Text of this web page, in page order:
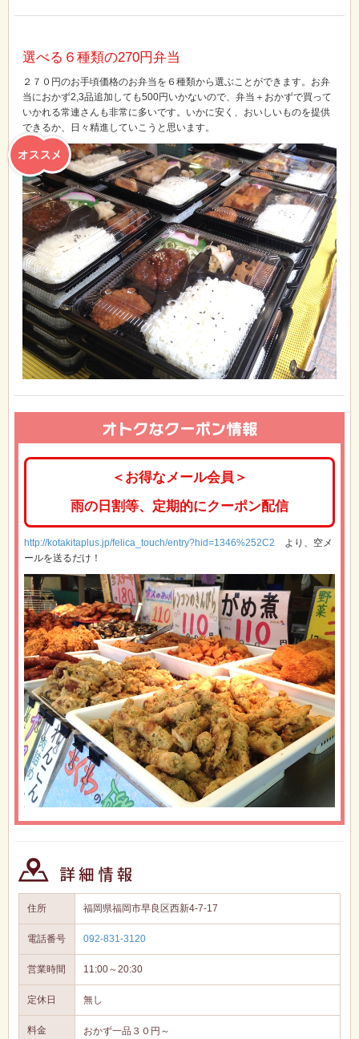
選べる６種類の270円弁当
２７０円のお手頃価格のお弁当を６種類から選ぶことができます。お弁
当におかず2,3品追加しても500円いかないので、弁当＋おかずで買って
いかれる常連さんも非常に多いです。いかに安く、おいしいものを提供
できるか、日々精進していこうと思います。
＜お得なメール会員＞
雨の日割等、定期的にクーポン配信
http://kotakitaplus.jp/felica_touch/entry?hid=1346%252C2 より、空メ
ールを送るだけ！
住所 福岡県福岡市早良区西新4-7-17
電話番号 092-831-3120
営業時間 11:00～20:30
定休日 無し
料金 おかず一品３０円～